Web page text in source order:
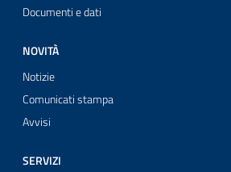
Documenti e dati
NOVITÀ
Notizie
Comunicati stampa
Avvisi
SERVIZI